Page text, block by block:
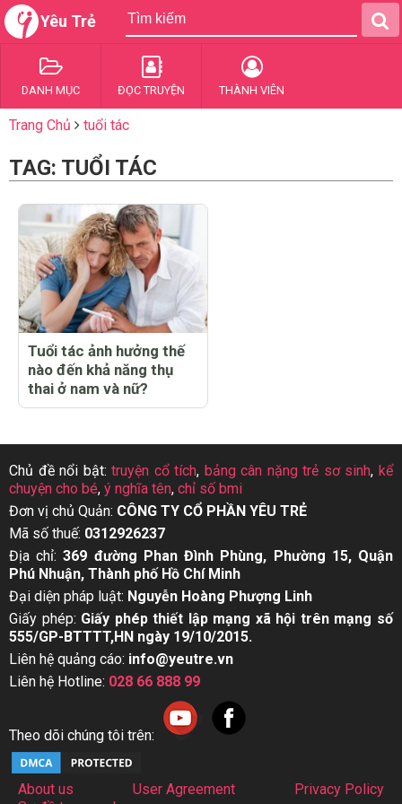
Yêu Trẻ
DANH MỤC ĐỌC TRUYỆN THÀNH VIÊN
Trang Chủ tuổi tác
TAG: TUỔI TÁC
Tuổi tác ảnh hưởng thế
nào đến khả năng thụ
thai ở nam và nữ?
Chủ đề nổi bật:truyện cổ tích, bảng cân nặng trẻ sơ sinh,kể
chuyện cho bé, ý nghĩa tên, chỉ số bmi
Đơn vị chủ Quản: CÔNG TY CỔ PHẦN YÊU TRẺ
Mã số thuế: 0312926237
Địa chỉ:369 đường Phan Đình Phùng, Phường 15, Quận
Phú Nhuận, Thành phố Hồ Chí Minh
Đại diện pháp luật: Nguyễn Hoàng Phượng Linh
Giấy phép: Giấy phép thiết lập mạng xã hội trên mạng số
555/GP-BTTTT,HN ngày 19/10/2015.
Liên hệ quảng cáo: info@yeutre.vn
Liên hệ Hotline: 028 66 888 99
Theo dõi chúng tôi trên:
About us User Agreement
Privacy Policy